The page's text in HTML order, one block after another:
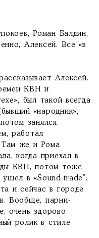
Роман Балдин,
Алексей. Все «в
Алексей.
КВН и
был такой всегда
«народник»,
занялся
работал
Там же и Рома
когда приехал в
КВН, потом тоже
в «Sound-trade”.
и сейчас в городе
Вообще, парни-
очень здорово
ролик в стиле